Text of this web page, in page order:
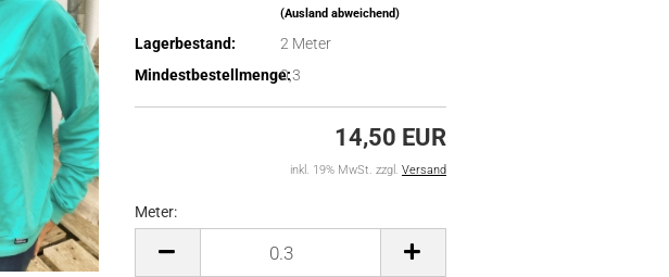
(Ausland abweichend)
Lagerbestand: 2 Meter
Mindestbestellmenge:0,3
14,50 EUR
inkl. 19% MwSt. zzgl. Versand
Meter:
Meter